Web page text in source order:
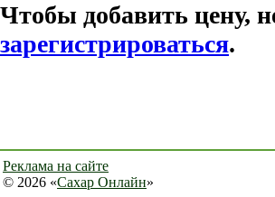
Чтобы добавить цену,
зарегистрироваться.
Реклама на сайте
© 2026 «Сахар Онлайн»